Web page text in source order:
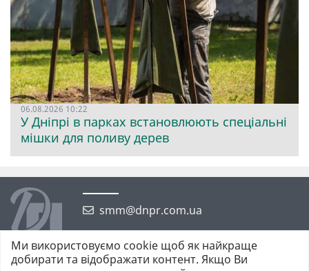
06.08.2026 10:22
У Дніпрі в парках встановлюють спеціальні
мішки для поливу дерев
smm@dnpr.com.ua
Ми використовуємо cookie щоб як найкраще
добирати та відображати контент. Якщо Ви